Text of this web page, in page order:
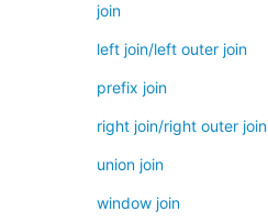
join
left join/left outer join
prefix join
right join/right outer join
union join
window join